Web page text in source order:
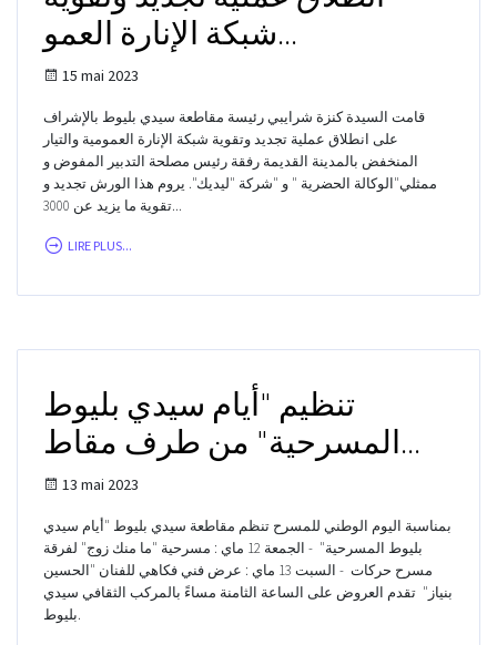
شبكة الإنارة العمو...
15 mai 2023
قامت السيدة كنزة شرايبي رئيسة مقاطعة سيدي بليوط بالإشراف
على انطلاق عملية تجديد وتقوية شبكة الإنارة العمومية والتيار
المنخفض بالمدينة القديمة رفقة رئيس مصلحة التدبير المفوض و
ممثلي"الوكالة الحضرية " و "شركة "ليديك". يروم هذا الورش تجديد و
تقوية ما يزيد عن 3000...
LIRE PLUS...
تنظيم "أيام سيدي بليوط
المسرحية" من طرف مقاط...
13 mai 2023
بمناسبة اليوم الوطني للمسرح تنظم مقاطعة سيدي بليوط "أيام سيدي
بليوط المسرحية" - الجمعة 12 ماي : مسرحية "ما منك زوج" لفرقة
مسرح حركات - السبت 13 ماي : عرض فني فكاهي للفنان "الحسين
بنياز" تقدم العروض على الساعة الثامنة مساءً بالمركب الثقافي سيدي
بليوط.